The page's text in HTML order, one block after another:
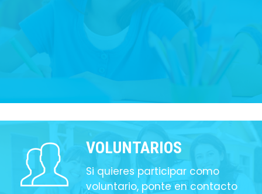
VOLUNTARIOS
Si quieres participar como
voluntario, ponte en contacto